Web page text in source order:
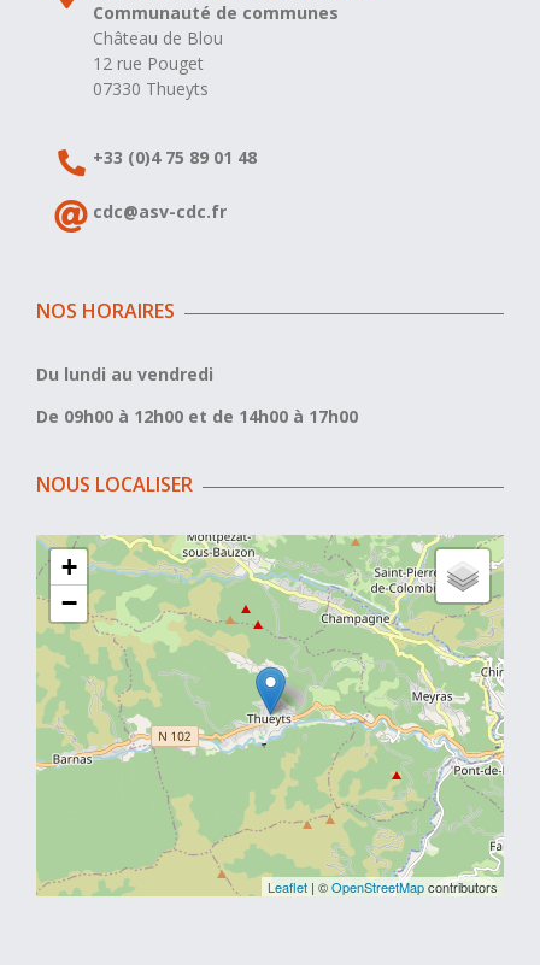
Communauté de communes
Château de Blou
12 rue Pouget
07330 Thueyts
+33 (0)4 75 89 01 48
cdc@asv-cdc.fr
NOS HORAIRES
Du lundi au vendredi
De 09h00 à 12h00 et de 14h00 à 17h00
NOUS LOCALISER
+
−
Leaflet | ©OpenStreetMapcontributors